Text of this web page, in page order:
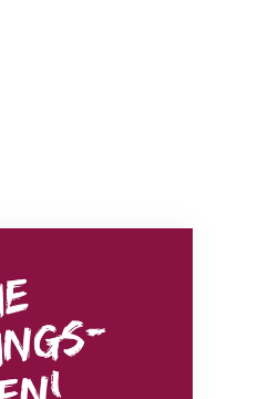
1. August 2026